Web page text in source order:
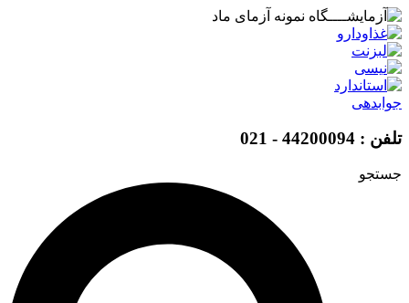
پرش
به
محتوا
جوابدهی
تلفن : 44200094 - 021
جستجو